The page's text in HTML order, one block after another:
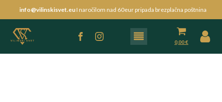
info@vilinskisvet.euI naročilom nad 60eur pripada brezplačna poštnina
0,00€